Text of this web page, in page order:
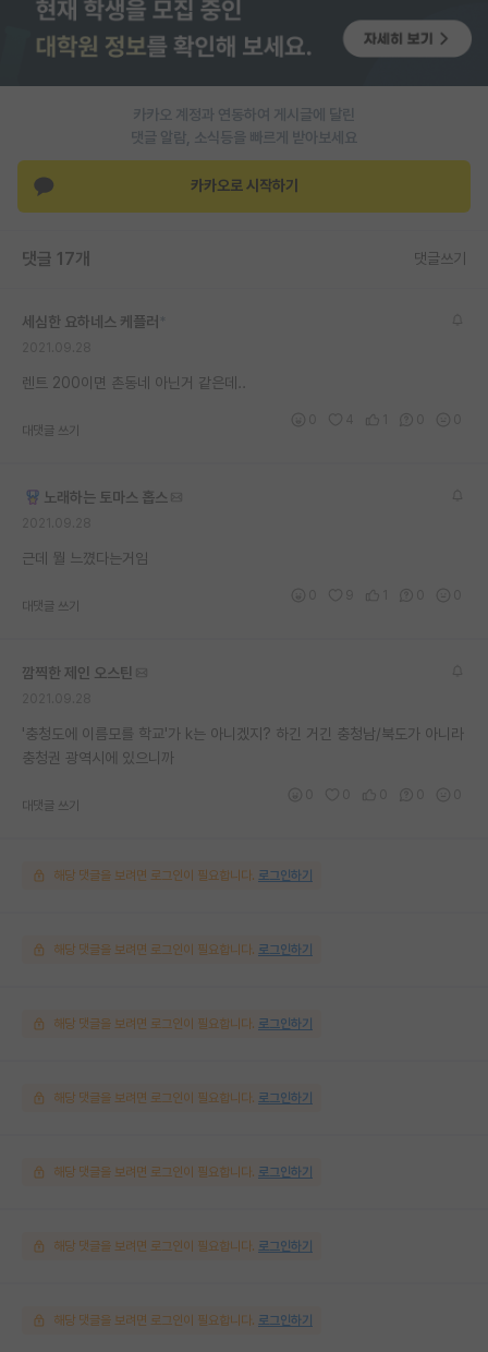
카카오 계정과 연동하여 게시글에 달린
댓글 알람, 소식등을 빠르게 받아보세요
카카오로 시작하기
댓글 17개 댓글쓰기
세심한 요하네스 케플러
렌트 200이면 촌동네 아닌거 같은데..
대댓글 쓰기
노래하는 토마스 홉스
근데 뭘 느꼈다는거임
대댓글 쓰기
깜찍한 제인 오스틴
'충청도에 이름모를 학교'가 k는 아니겠지? 하긴 거긴 충청남/북도가 아니라
충청권 광역시에 있으니까
대댓글 쓰기
해당 댓글을 보려면 로그인이 필요합니다. 로그인하기
해당 댓글을 보려면 로그인이 필요합니다. 로그인하기
해당 댓글을 보려면 로그인이 필요합니다. 로그인하기
해당 댓글을 보려면 로그인이 필요합니다. 로그인하기
해당 댓글을 보려면 로그인이 필요합니다. 로그인하기
해당 댓글을 보려면 로그인이 필요합니다. 로그인하기
해당 댓글을 보려면 로그인이 필요합니다. 로그인하기